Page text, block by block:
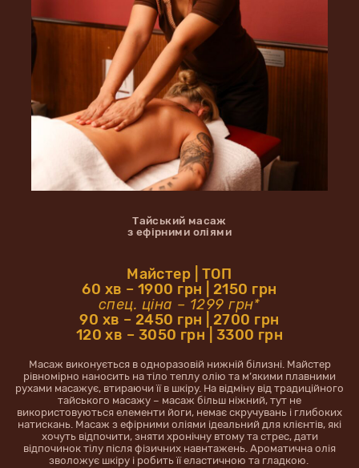
Тайський масаж
з ефірними оліями
Майстер | ТОП
60 хв – 1900 грн | 2150 грн
спец. ціна – 1299 грн*
90 хв – 2450 грн | 2700 грн
120 хв – 3050 грн | 3300 грн
Масаж виконується в одноразовій нижній білизні. Майстер
рівномірно наносить на тіло теплу олію та м’якими плавними
рухами масажує, втираючи її в шкіру. На відміну від традиційного
тайського масажу – масаж більш ніжний, тут не
використовуються елементи йоги, немає скручувань і глибоких
натискань. Масаж з ефірними оліями ідеальний для клієнтів, які
хочуть відпочити, зняти хронічну втому та стрес, дати
відпочинок тілу після фізичних навнтажень. Ароматична олія
зволожує шкіру і робить її еластичною та гладкою.